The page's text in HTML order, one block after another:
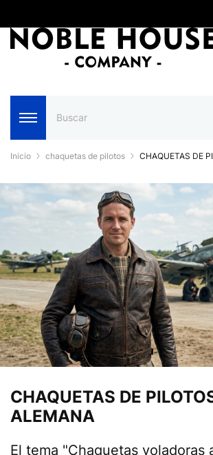
Inicio chaquetas de pilotos CHAQUETAS DE
CHAQUETAS DE
ALEMANA
El tema "Chaquetas voladoras